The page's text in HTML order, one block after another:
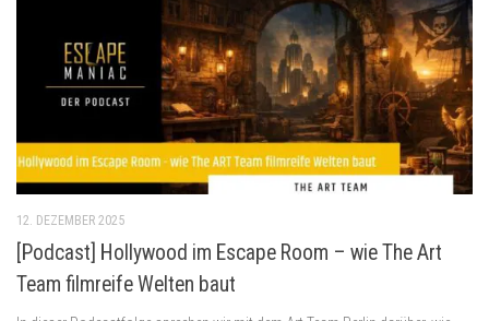
12. DEZEMBER 2025
[Podcast] Hollywood im Escape Room – wie The Art
Team filmreife Welten baut